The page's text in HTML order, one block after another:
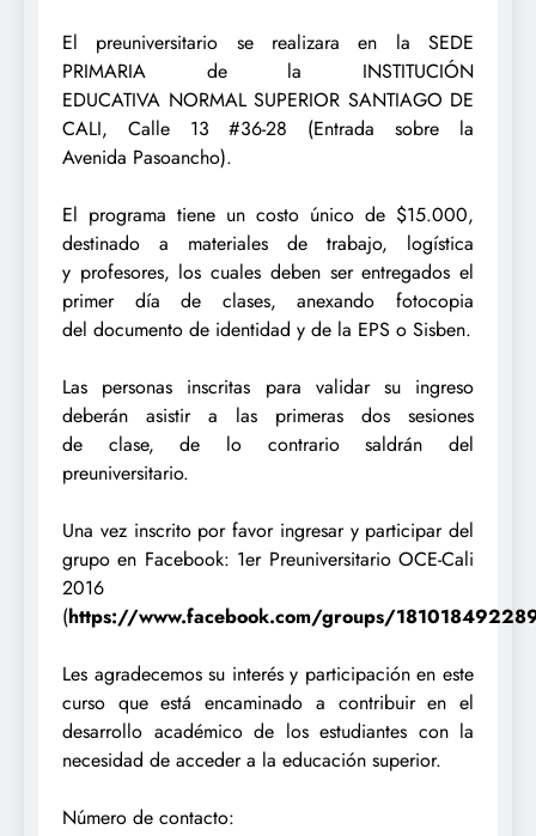
El preuniversitario se realizara en la SEDE
PRIMARIA de la INSTITUCIÓN
EDUCATIVA NORMAL SUPERIOR SANTIAGO DE
CALI, Calle 13 #36-28 (Entrada sobre la
Avenida Pasoancho).
El programa tiene un costo único de $15.000,
destinado a materiales de trabajo, logística
y profesores, los cuales deben ser entregados el
primer día de clases, anexando fotocopia
del documento de identidad y de la EPS o Sisben.
Las personas inscritas para validar su ingreso
deberán asistir a las primeras dos sesiones
de clase, de lo contrario saldrán del
preuniversitario.
Una vez inscrito por favor ingresar y participar del
grupo en Facebook: 1er Preuniversitario OCE-Cali
2016
(https://www.facebook.com/groups/
Les agradecemos su interés y participación en este
curso que está encaminado a contribuiren el
desarrollo académico de los estudiantes con la
necesidad de acceder a la educación superior.
Número de contacto: